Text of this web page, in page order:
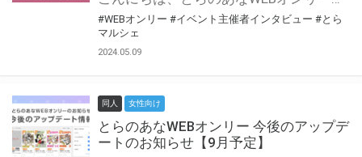
#WEBオンリー #イベント主催者インタビュー #とら
マルシェ
2024.05.09
同人 女性向け
とらのあなWEBオンリー 今後のアップデ
ートのお知らせ【9月予定】